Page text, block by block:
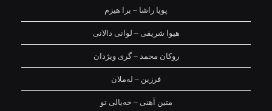
پویا راشا – برا هیزم
هیوا شریفی – لوانی دالانی
روکان محمد – گری ویژدان
فرزین – لەملان
متین آهنی – خەیالی تو